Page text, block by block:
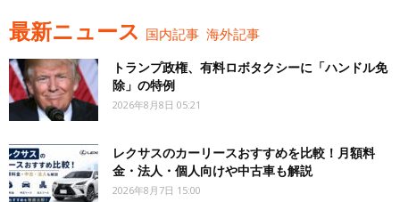
最新ニュース 国内記事 海外記事
トランプ政権、有料ロボタクシーに「ハンドル免
除」の特例
2026年8月8日 05:21
レクサスのカーリースおすすめを比較！月額料
金・法人・個人向けや中古車も解説
2026年8月7日 15:00